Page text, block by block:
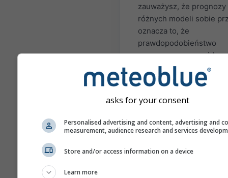
zauważysz, że prognozy
różnych modeli sobie
oznacza to, że
prawdopodobieństwo
poprawnego
sezonu dla danego
bardzo małe. Istnieją
sezonowe mogą być
przykładami są zjawiska
asks for your consent
Personalised advertising and content, advertising and
measurement, audience research and services
Store and/or access information on a device
Learn more